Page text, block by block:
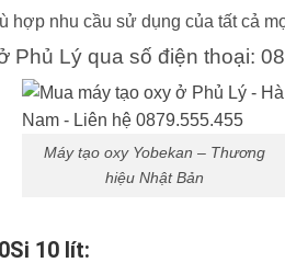
hợp nhu cầu sử dụng của tất cả
Lý qua số điện thoại:
Máy tạo oxy Yobekan – Thương
hiệu Nhật Bản
10 lít: